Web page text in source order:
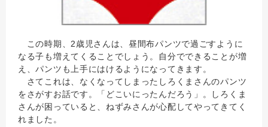
この時期、2歳児さんは、昼間布パンツで過ごすように
なる子も増えてくることでしょう。自分でできることが増
え、パンツも上手にはけるようになってきます。
さてこれは、なくなってしまったしろくまさんのパンツ
をさがすお話です。「どこいにったんだろう」。しろくま
さんが困っていると、ねずみさんが心配してやってきてく
れました。